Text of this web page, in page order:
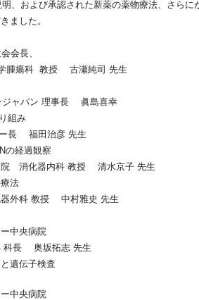
、および承認された新薬の薬物療法、さら
ました。
会長、
科 教授 古瀬純司 先生
ン 理事長 眞島喜幸
組み
福田治彦 先生
の経過観察
器内科 教授 清水京子 先生
療法
教授 中村雅史 先生
央病院
坂拓志 先生
遺伝子検査
央病院